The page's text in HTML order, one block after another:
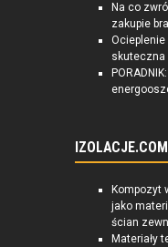
Na co
zakupie
skuteczna
Kompozyt
jako
ścian
Materiały